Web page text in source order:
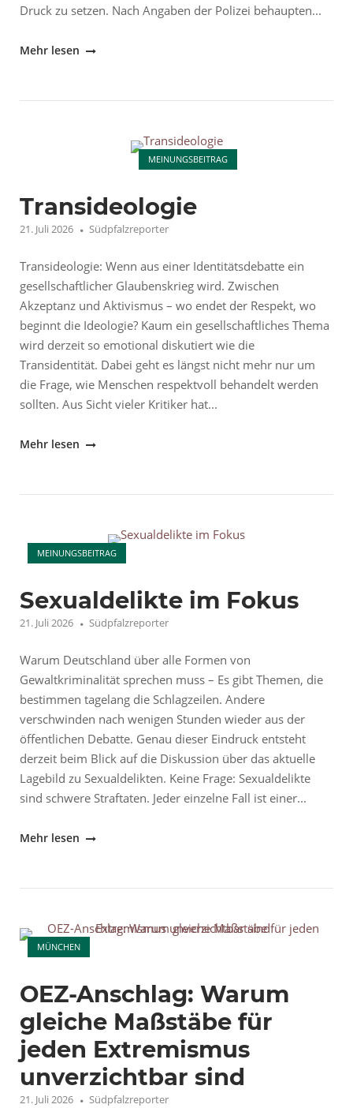
Druck zu setzen. Nach Angaben der Polizei behaupten...
"Aktuelle
Mehr lesen
MEINUNGSBEITRAG
Open post
Transideologie
21. Juli 2026 Südpfalzreporter
Transideologie: Wenn aus einer Identitätsdebatte ein
gesellschaftlicher Glaubenskrieg wird. Zwischen
Akzeptanz und Aktivismus – wo endet der Respekt, wo
beginnt die Ideologie? Kaum ein gesellschaftliches Thema
wird derzeit so emotional diskutiert wie die
Transidentität. Dabei geht es längst nicht mehr nur um
die Frage, wie Menschen respektvoll behandelt werden
sollten. Aus Sicht vieler Kritiker hat...
"Transideologie"
Mehr lesen
MEINUNGSBEITRAG
Open post
Sexualdelikte im Fokus
21. Juli 2026 Südpfalzreporter
Warum Deutschland über alle Formen von
Gewaltkriminalität sprechen muss – Es gibt Themen, die
bestimmen tagelang die Schlagzeilen. Andere
verschwinden nach wenigen Stunden wieder aus der
öffentlichen Debatte. Genau dieser Eindruck entsteht
derzeit beim Blick auf die Diskussion über das aktuelle
Lagebild zu Sexualdelikten. Keine Frage: Sexualdelikte
sind schwere Straftaten. Jeder einzelne Fall ist einer...
"Sexualdelikte
Mehr lesen
MÜNCHEN
Open post
OEZ-Anschlag: Warum
gleiche Maßstäbe für
jeden Extremismus
unverzichtbar sind
21. Juli 2026 Südpfalzreporter